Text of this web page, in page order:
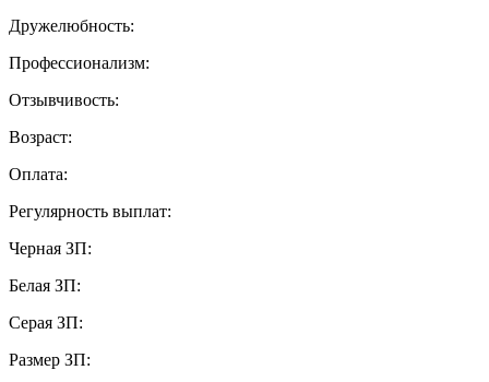
Дружелюбность:
Профессионализм:
Отзывчивость:
Возраст:
Оплата:
Регулярность выплат:
Черная ЗП:
Белая ЗП:
Серая ЗП:
Размер ЗП: